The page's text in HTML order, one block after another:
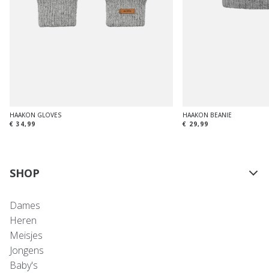
HAAKON GLOVES
€ 34,99
HAAKON BEANIE
€ 29,99
SHOP
Dames
Heren
Meisjes
Jongens
Baby's